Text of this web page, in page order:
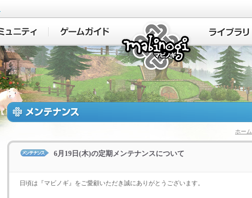
マビノギ
ホーム
6月19日(木)の定期メンテナンスについて
日頃は『マビノギ』をご愛顧いただき誠にありがとうございます。